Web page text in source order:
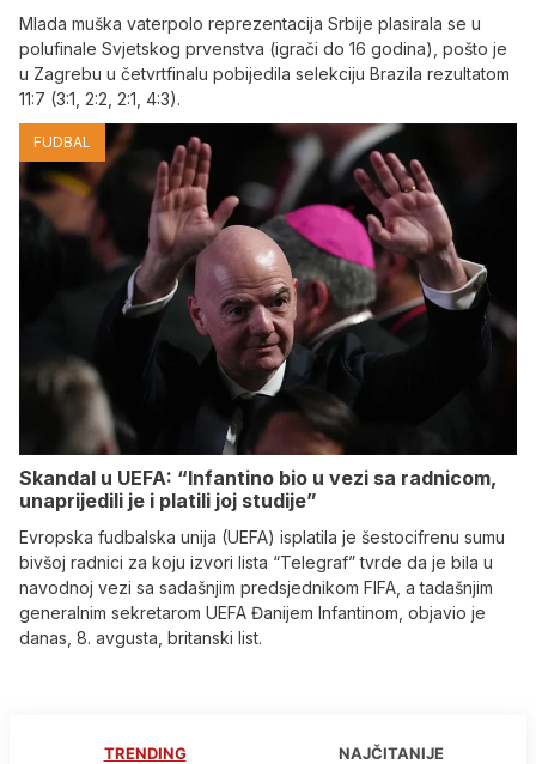
Mlada muška vaterpolo reprezentacija Srbije plasirala se u
polufinale Svjetskog prvenstva (igrači do 16 godina), pošto je
u Zagrebu u četvrtfinalu pobijedila selekciju Brazila rezultatom
11:7 (3:1, 2:2, 2:1, 4:3).
FUDBAL
Skandal u UEFA: “Infantino bio u vezi sa radnicom,
unaprijedili je i platili joj studije”
Evropska fudbalska unija (UEFA) isplatila je šestocifrenu sumu
bivšoj radnici za koju izvori lista “Telegraf” tvrde da je bila u
navodnoj vezi sa sadašnjim predsjednikom FIFA, a tadašnjim
generalnim sekretarom UEFA Đanijem Infantinom, objavio je
danas, 8. avgusta, britanski list.
TRENDING NAJČITANIJE